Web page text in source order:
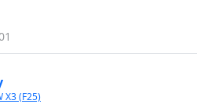
X3 (F25)